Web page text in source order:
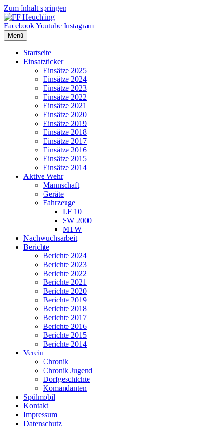
Zum Inhalt springen
FacebookYoutube Instagram
Menü
Startseite
Einsatzticker
Einsätze 2025
Einsätze 2024
Einsätze 2023
Einsätze 2022
Einsätze 2021
Einsätze 2020
Einsätze 2019
Einsätze 2018
Einsätze 2017
Einsätze 2016
Einsätze 2015
Einsätze 2014
Aktive Wehr
Mannschaft
Geräte
Fahrzeuge
LF 10
SW 2000
MTW
Nachwuchsarbeit
Berichte
Berichte 2024
Berichte 2023
Berichte 2022
Berichte 2021
Berichte 2020
Berichte 2019
Berichte 2018
Berichte 2017
Berichte 2016
Berichte 2015
Berichte 2014
Verein
Chronik
Chronik Jugend
Dorfgeschichte
Komandanten
Spülmobil
Kontakt
Impressum
Datenschutz